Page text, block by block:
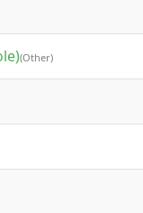
(Other)